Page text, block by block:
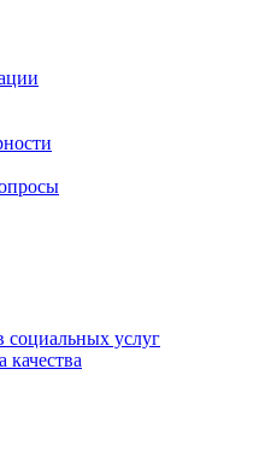
социальных услуг
качества